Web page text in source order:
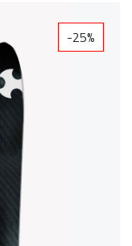
-25%